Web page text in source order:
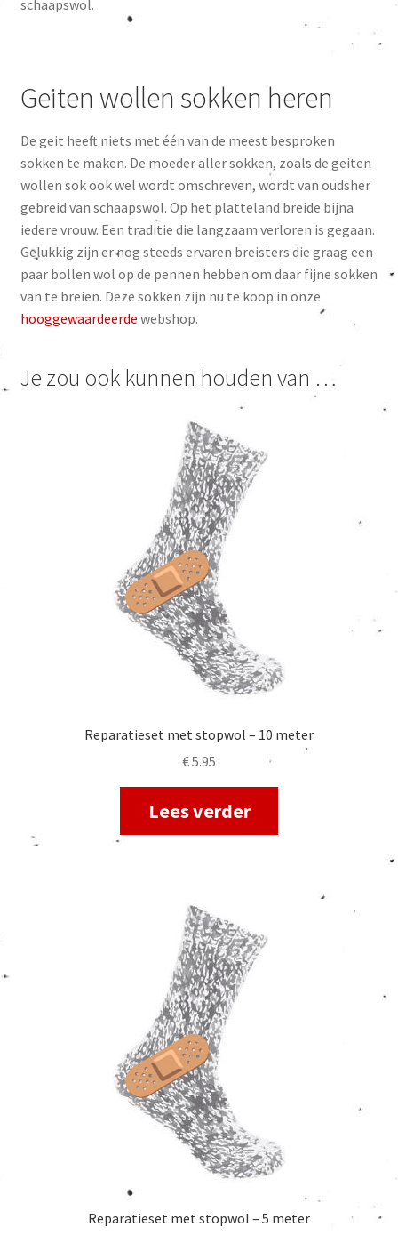
schaapswol.
Geiten wollen sokken heren
De geit heeft niets met één van de meest besproken
sokken te maken. De moeder aller sokken, zoals de geiten
wollen sok ook wel wordt omschreven, wordt van oudsher
gebreid van schaapswol. Op het platteland breide bijna
iedere vrouw. Een traditie die langzaam verloren is gegaan.
Gelukkig zijn er nog steeds ervaren breisters die graag een
paar bollen wol op de pennen hebben om daar fijne sokken
van te breien. Deze sokken zijn nu te koop in onze
hooggewaardeerde webshop.
Je zou ook kunnen houden van …
Reparatieset met stopwol – 10 meter
€5.95
Lees verder
Reparatieset met stopwol – 5 meter